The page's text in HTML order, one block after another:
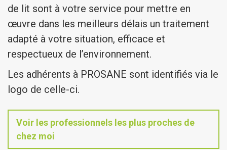
de lit sont à votre service pour mettre en
œuvre dans les meilleurs délais un traitement
adapté à votre situation, efficace et
respectueux de l’environnement.
Les adhérents à PROSANE sont identifiés via le
logo de celle-ci.
Voir les professionnels les plus proches de
chez moi